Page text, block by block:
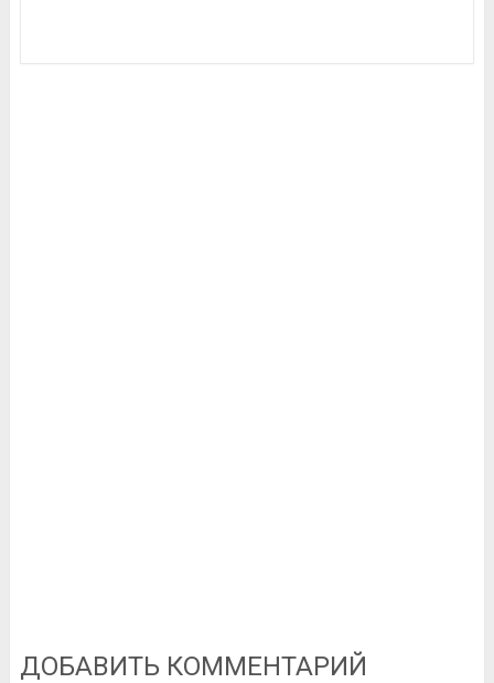
ДОБАВИТЬ КОММЕНТАРИЙ